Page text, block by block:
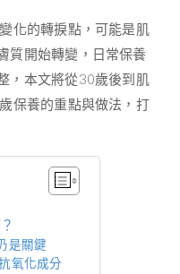
化的轉捩點，可能是肌
質開始轉變，日常保養
，本文將從30歲後到肌
保養的重點與做法，打
是關鍵
氧化成分